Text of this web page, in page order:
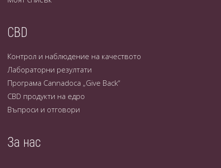
CBD
Контрол и наблюдение на качеството
Лабораторни резултати
Програма Cannadoca „Give Back“
CBD продукти на едро
Въпроси и отговори
За нас